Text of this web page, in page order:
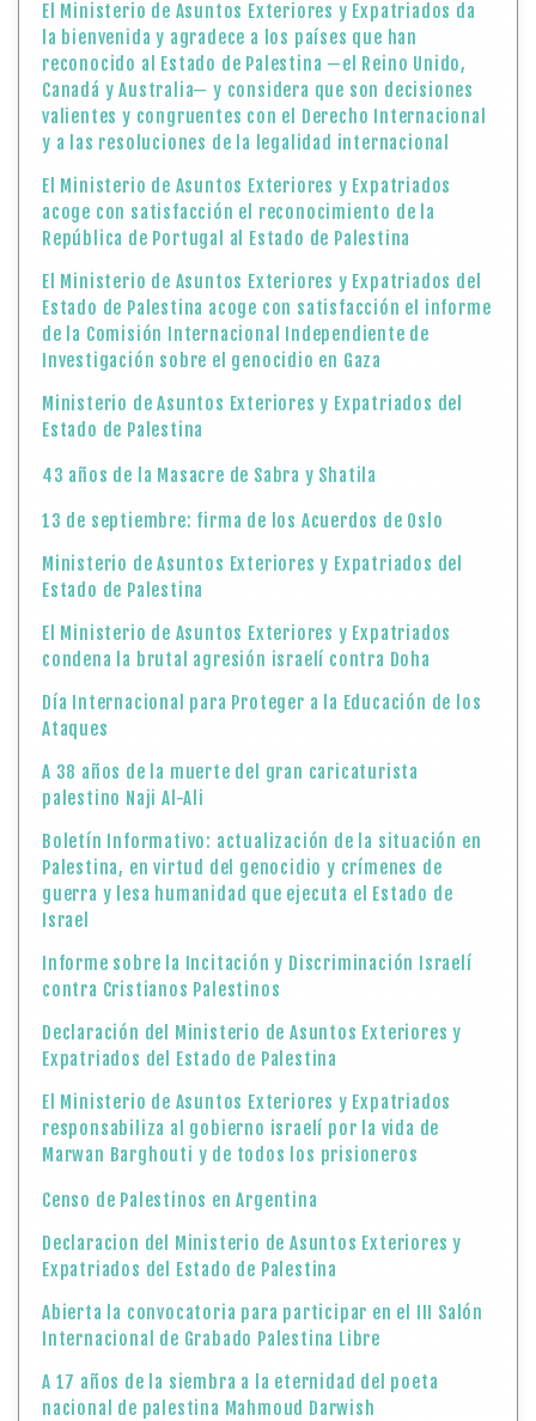
El Ministerio de Asuntos Exteriores y Expatriados da
la bienvenida y agradece a los países que han
reconocido al Estado de Palestina —el Reino Unido,
Canadá y Australia— y considera que son decisiones
valientes y congruentes con el Derecho Internacional
y a las resoluciones de la legalidad internacional
El Ministerio de Asuntos Exteriores y Expatriados
acoge con satisfacción el reconocimiento de la
República de Portugal al Estado de Palestina
El Ministerio de Asuntos Exteriores y Expatriados del
Estado de Palestina acoge con satisfacción el informe
de la Comisión Internacional Independiente de
Investigación sobre el genocidio en Gaza
Ministerio de Asuntos Exteriores y Expatriados del
Estado de Palestina
43 años de la Masacre de Sabra y Shatila
13 de septiembre: firma de los Acuerdos de Oslo
Ministerio de Asuntos Exteriores y Expatriados del
Estado de Palestina
El Ministerio de Asuntos Exteriores y Expatriados
condena la brutal agresión israelí contra Doha
Día Internacional para Proteger a la Educación de los
Ataques
A 38 años de la muerte del gran caricaturista
palestino Naji Al-Ali
Boletín Informativo: actualización de la situación en
Palestina, en virtud del genocidio y crímenes de
guerra y lesa humanidad que ejecuta el Estado de
Israel
Informe sobre la Incitación y Discriminación Israelí
contra Cristianos Palestinos
Declaración del Ministerio de Asuntos Exteriores y
Expatriados del Estado de Palestina
El Ministerio de Asuntos Exteriores y Expatriados
responsabiliza al gobierno israelí por la vida de
Marwan Barghouti y de todos los prisioneros
Censo de Palestinos en Argentina
Declaracion del Ministerio de Asuntos Exteriores y
Expatriados del Estado de Palestina
Abierta la convocatoria para participar en el III Salón
Internacional de Grabado Palestina Libre
A 17 años de la siembra a la eternidad del poeta
nacional de palestina Mahmoud Darwish